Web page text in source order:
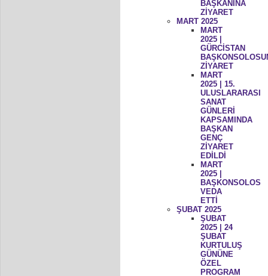
BAŞKANINA
ZİYARET
MART 2025
MART
2025 |
GÜRCİSTAN
ZİYARET
MART
2025 | 15.
ULUSLARARASI
SANAT
GÜNLERİ
KAPSAMINDA
BAŞKAN
GENÇ
ZİYARET
EDİLDİ
MART
2025 |
BAŞKONSOLOS
VEDA
ETTİ
ŞUBAT 2025
ŞUBAT
2025 | 24
ŞUBAT
KURTULUŞ
GÜNÜNE
ÖZEL
PROGRAM